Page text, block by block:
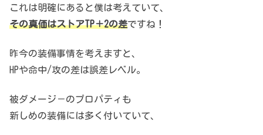
これは明確にあると僕は考えていて、
その真価はストアTP＋2の差ですね！
昨今の装備事情を考えますと、
HPや命中/攻の差は誤差レベル。
被ダメージ－のプロパティも
新しめの装備には多く付いていて、